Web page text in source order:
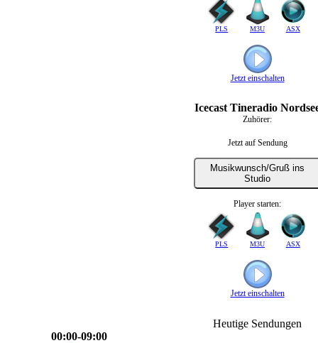
PLS M3U ASX
Jetzt einschalten
Icecast Tineradio
Zuhörer:
Jetzt auf Sendung
Musikwunsch/Gruß ins
Studio
Player starten:
PLS M3U ASX
Jetzt einschalten
Heutige Sendungen
00:00-09:00